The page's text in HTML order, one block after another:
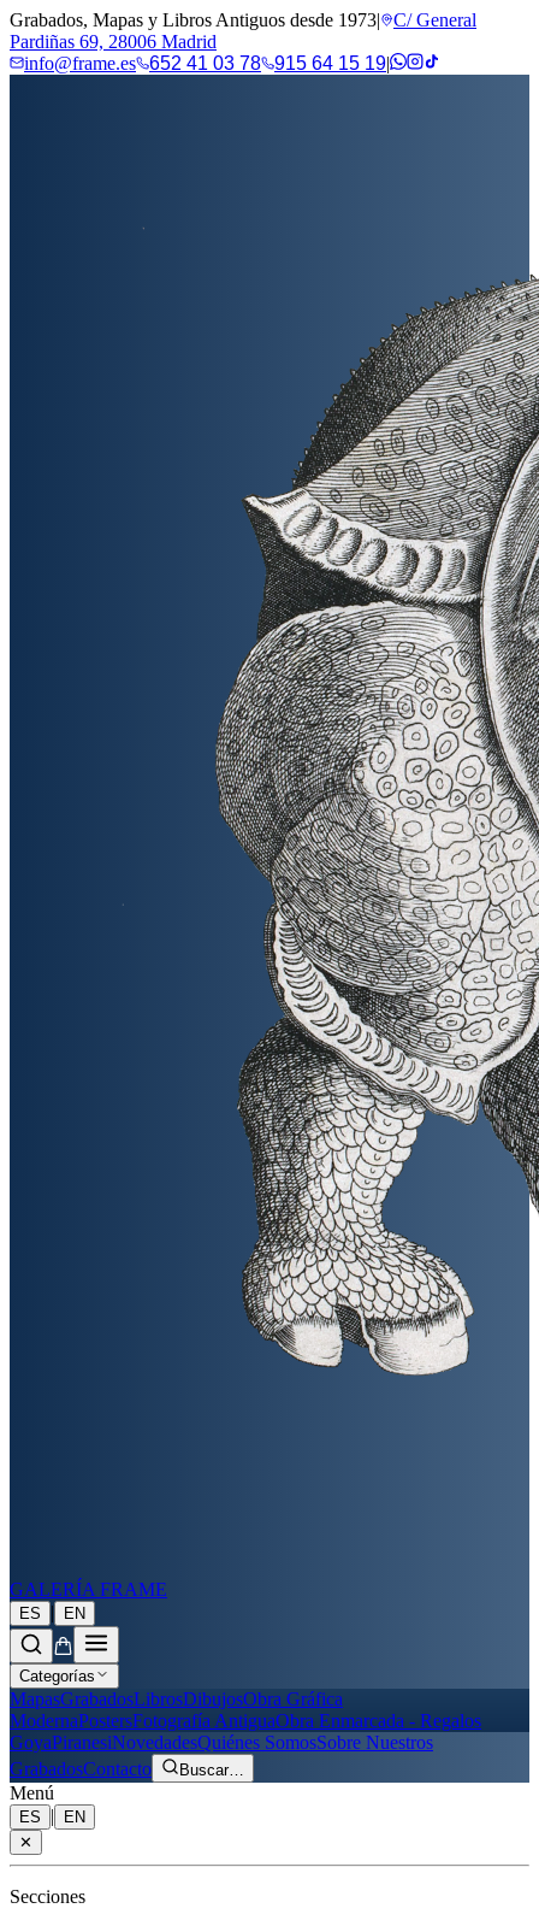
Grabados, Mapas y Libros Antiguos desde 1973|
C/ General
Pardiñas 69, 28006 Madrid
info@frame.es
652 41 03 78 915 64 15 19|
GALERÍA FRAME
ES | EN
Categorías
MapasGrabadosLibrosDibujosObra Gráfica
ModernaPostersFotografía AntiguaObra Enmarcada - Regalos
GoyaPiranesiNovedadesQuiénes SomosSobre Nuestros
GrabadosContacto Buscar…
Menú
ES |
EN
✕
Secciones